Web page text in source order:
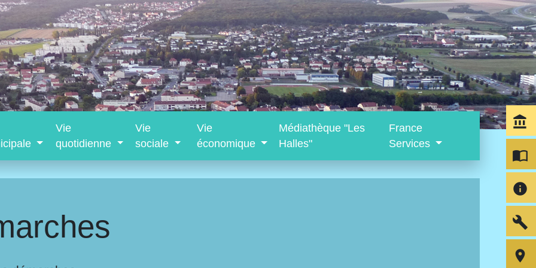
Vie
quotidienne
Vie
sociale
Vie
économique
Médiathèque "Les
Halles"
France
Services
account_balance
import_contacts
info
build
room